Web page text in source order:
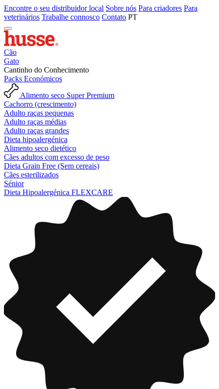
Encontre o seu distribuidor local Sobre nós Para criadores Para
veterinários Trabalhe connosco Contato PT
Cão
Gato
Cantinho do Conhecimento
Packs Económicos
Alimento seco Super Premium
Cachorro (crescimento)
Adulto raças pequenas
Adulto raças médias
Adulto raças grandes
Dieta hipoalergénica
Alimento seco dietético
Cães adultos com excesso de peso
Dieta Grain Free (Sem cereais)
Cães esterilizados
Sénior
Dieta Hipoalergénica FLEXCARE